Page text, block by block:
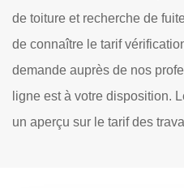
de toiture et recherche de
de connaître le tarif
demande auprès de nos
ligne est à votre disposition.
un aperçu sur le tarif des